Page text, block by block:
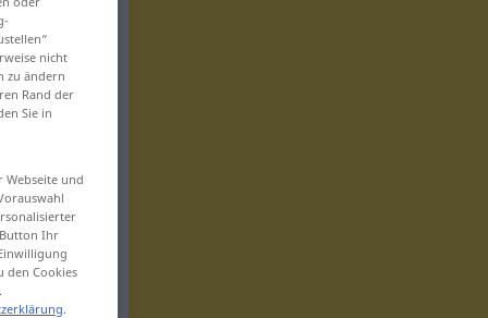
nicht
zu ändern
Rand der
Sie in
und
Ihr
den Cookies
.